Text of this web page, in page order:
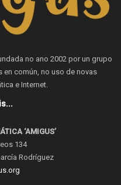
no ano 2002 por un grupo
en común, no uso de novas
e Internet.
‘AMIGUS’
134
Rodríguez